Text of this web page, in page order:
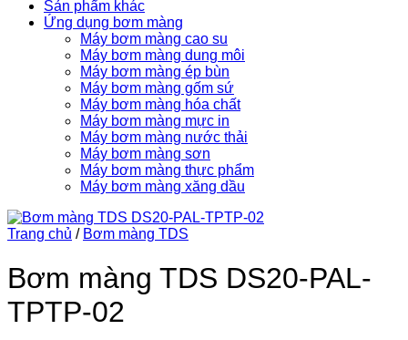
Sản phẩm khác
Ứng dụng bơm màng
Máy bơm màng cao su
Máy bơm màng dung môi
Máy bơm màng ép bùn
Máy bơm màng gốm sứ
Máy bơm màng hóa chất
Máy bơm màng mực in
Máy bơm màng nước thải
Máy bơm màng sơn
Máy bơm màng thực phẩm
Máy bơm màng xăng dầu
Trang chủ / Bơm màng TDS
Bơm màng TDS DS20-PAL-
TPTP-02